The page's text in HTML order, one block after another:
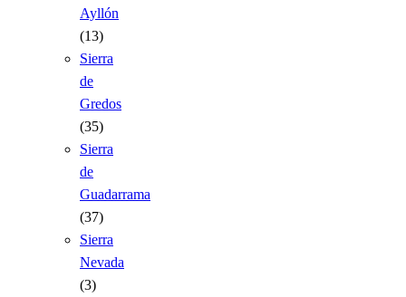
Ayllón
(13)
Sierra
de
Gredos
(35)
Sierra
de
Guadarrama
(37)
Sierra
Nevada
(3)